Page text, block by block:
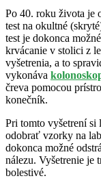
Po 40. roku života je
test na okultné
test je dokonca
krvácanie v stolici z
vyšetrenia, a to
vykonáva
čreva pomocou
konečník.
Pri tomto vyšetrení si
odobrať vzorky na
dokonca možné
nálezu. Vyšetrenie je
bolestivé.